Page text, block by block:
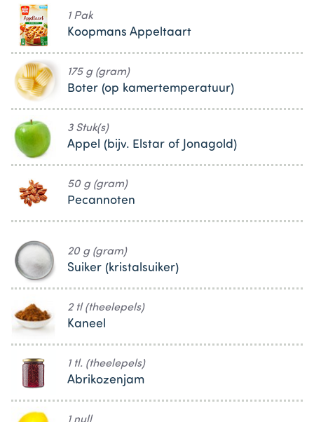
1 Pak
Koopmans Appeltaart
175 g (gram)
Boter (op kamertemperatuur)
3 Stuk(s)
Appel (bijv. Elstar of Jonagold)
50 g (gram)
Pecannoten
20 g (gram)
Suiker (kristalsuiker)
2 tl (theelepels)
Kaneel
1 tl. (theelepels)
Abrikozenjam